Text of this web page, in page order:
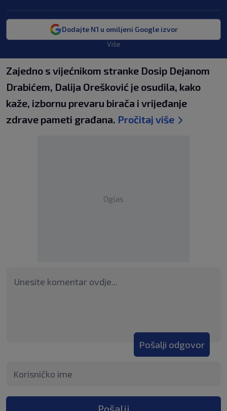
Dodajte N1 u omiljeni Google izvor
Više
Zajedno s vijećnikom stranke Dosip Dejanom
Drabićem, Dalija Orešković je osudila, kako
kaže, izbornu prevaru birača i vrijeđanje
zdrave pameti građana. Pročitaj više
Oglas
Pošalji odgovor
Pošalji